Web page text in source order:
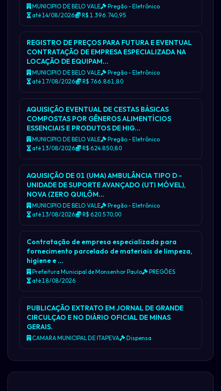
MUNICIPIO DE BELO VALE
Pregão - Eletrônico
até 14/08/2026
R$ 1.396.740,95
REGISTRO DE PREÇOS PARA FUTURA E EVENTUAL
CONTRATAÇÃO DE EMPRESA ESPECIALIZADA NA
LOCAÇÃO DE EQUIPAM…
MUNICIPIO DE BELO VALE
Pregão - Eletrônico
até 17/08/2026
R$ 766.861,80
AQUISIÇÃO EVENTUAL DE CESTAS BÁSICAS
COMPOSTAS POR GÊNEROS ALIMENTÍCIOS
ESSENCIAIS E PRODUTOS DE HIG…
MUNICIPIO DE BELO VALE
Pregão - Eletrônico
até 13/08/2026
R$ 624.850,80
AQUISIÇÃO DE 01 (UMA) AMBULÂNCIA TIPO D -
UNIDADE DE SUPORTE AVANÇADO (UTI MÓVEL),
NOVA (ZERO QUILÔM…
MUNICIPIO DE BELO VALE
Pregão - Eletrônico
até 13/08/2026
R$ 620.570,00
Contratação de empresa especializada para
fornecimento parcelado de materiais de limpeza,
higiene e …
Prefeitura Municipal de Monsenhor Paulo
PREGÕES
até 18/08/2026
PUBLICAÇÃO EXTRATO EM JORNAL DE GRANDE
CIRCULÇAO E NO DIÁRIO OFICIAL DE MINAS
GERAIS.
CAMARA MUNICIPAL DE ITAPEVA Dispensa